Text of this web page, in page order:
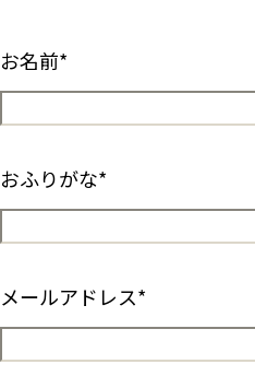
お名前*
おふりがな*
メールアドレス*